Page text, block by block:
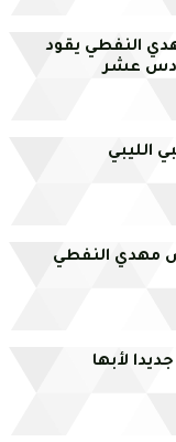
النفطي يقود
عشر
الليبي
مهدي النفطي
لأبها